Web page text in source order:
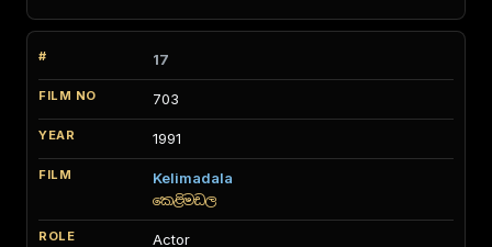
17
703
1991
Kelimadala
කෙළිමඩල
Actor